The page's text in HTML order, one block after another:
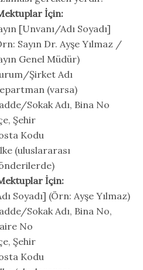
İçin:
[Unvanı/Adı Soyadı]
Sayın Dr. Ayşe Yılmaz /
Genel Müdür)
Şirket Adı
(varsa)
Sokak Adı, Bina No
Şehir
Kodu
(uluslararası
İçin:
Soyadı] (Örn: Ayşe Yılmaz)
Sokak Adı, Bina No,
No
Şehir
Kodu